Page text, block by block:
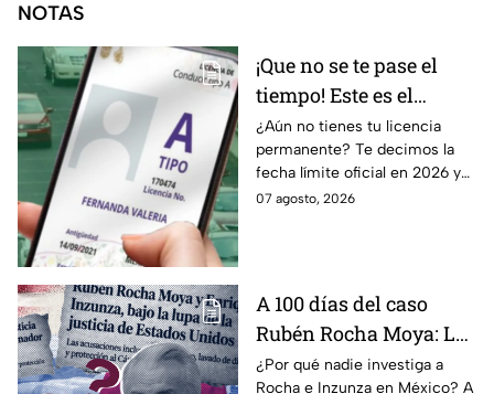
NOTAS
¡Que no se te pase el
tiempo! Este es el
último día para
tramitar la licencia
permanente en CDMX y
Edomex
¿Aún no tienes tu licencia
permanente? Te decimos la
fecha límite oficial en 2026 y
los requisitos para tramitarla
07 agosto, 2026
A 100 días del caso
Rubén Rocha Moya: La
estrategia de Morena
¿Por qué nadie investiga a
Rocha e Inzunza en México? A